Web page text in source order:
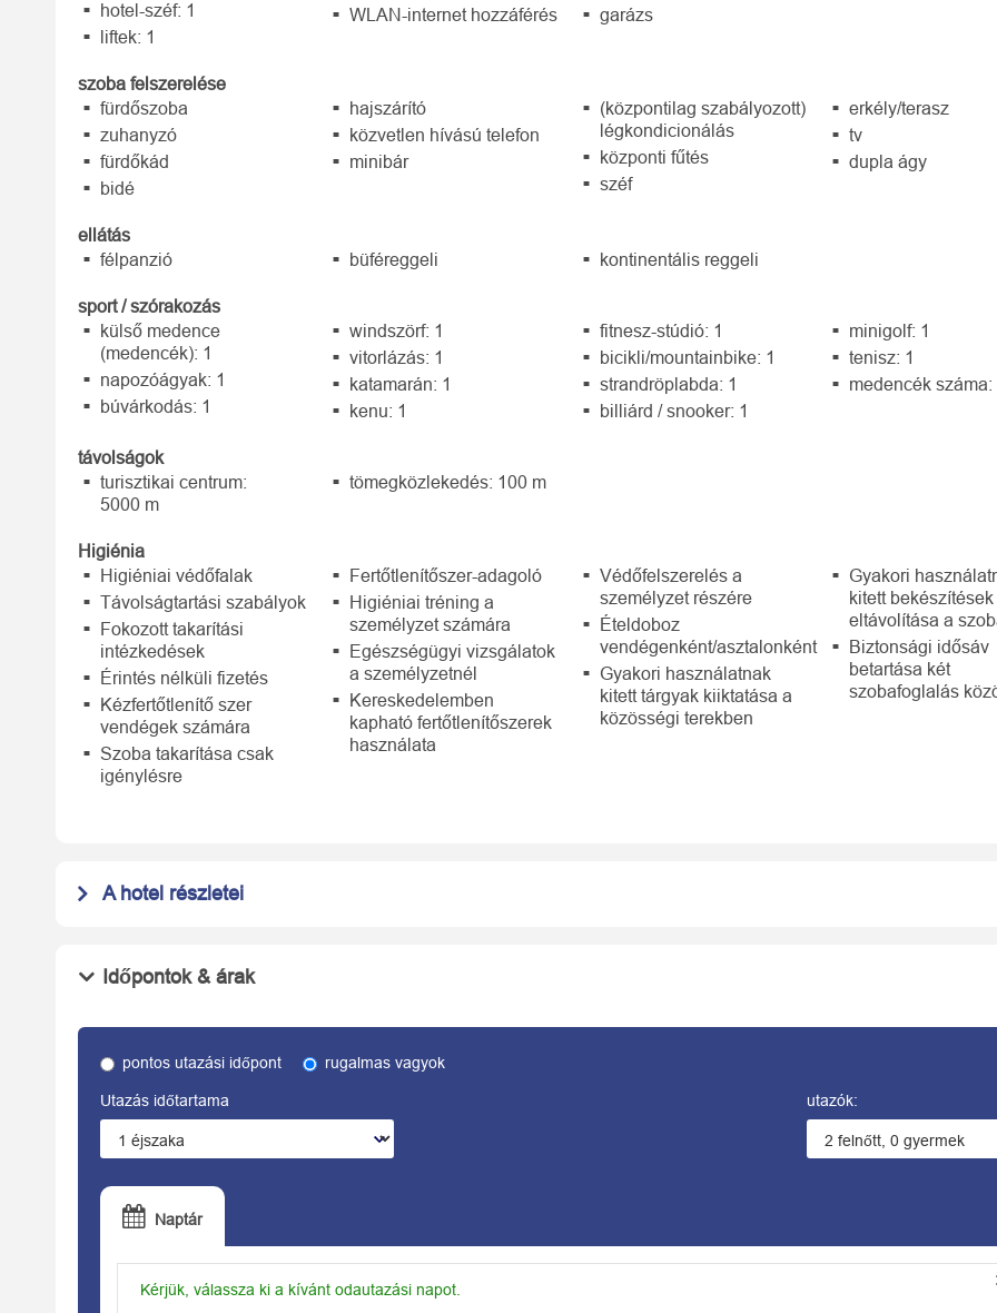
hotel-széf: 1
liftek: 1
WLAN-internet hozzáférés
garázs
szoba felszerelése
fürdőszoba
zuhanyzó
fürdőkád
bidé
hajszárító
közvetlen hívású telefon
minibár
(központilag szabályozott)
légkondicionálás
központi fűtés
széf
erkély/terasz
tv
dupla ágy
ellátás
félpanzió
büféreggeli kontinentális reggeli
sport / szórakozás
külső medence
(medencék): 1
napozóágyak: 1
búvárkodás: 1
windszörf: 1
vitorlázás: 1
katamarán: 1
kenu: 1
fitnesz-stúdió: 1
bicikli/mountainbike: 1
strandröplabda: 1
billiárd / snooker: 1
minigolf: 1
tenisz: 1
medencék száma:
távolságok
turisztikai centrum:
5000 m
tömegközlekedés: 100 m
Higiénia
Higiéniai védőfalak
Távolságtartási szabályok
Fokozott takarítási
intézkedések
Érintés nélküli fizetés
Kézfertőtlenítő szer
vendégek számára
Szoba takarítása csak
igénylésre
Fertőtlenítőszer-adagoló
Higiéniai tréning a
személyzet számára
Egészségügyi vizsgálatok
a személyzetnél
Kereskedelemben
kapható fertőtlenítőszerek
használata
Védőfelszerelés a
személyzet részére
Ételdoboz
vendégenként/asztalonként
Gyakori használatnak
kitett tárgyak kiiktatása a
közösségi terekben
Gyakori
kitett bekészítések
eltávolítása a
Biztonsági idősáv
betartása két
szobafoglalás
A hotel részletei
Időpontok & árak
pontos utazási időpont rugalmas vagyok
Utazás időtartama utazók:
Naptár
Kérjük, válassza ki a kívánt odautazási napot.